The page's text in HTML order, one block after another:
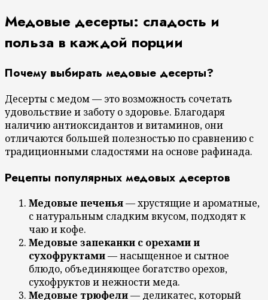
Медовые десерты: сладость и
польза в каждой порции
Почему выбирать медовые десерты?
Десерты с медом — это возможность сочетать
удовольствие и заботу о здоровье. Благодаря
наличию антиоксидантов и витаминов, они
отличаются большей полезностью по сравнению с
традиционными сладостями на основе рафинада.
Рецепты популярных медовых десертов
Медовые печенья— хрустящие и ароматные,
с натуральным сладким вкусом, подходят к
чаю и кофе.
Медовые запеканки с орехами и
сухофруктами— насыщенное и сытное
блюдо, объединяющее богатство орехов,
сухофруктов и нежности меда.
Медовые трюфели— деликатес, который